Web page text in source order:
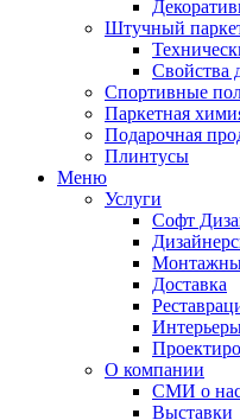
Штучный
Свойства
Спортивные
Паркетная
Подарочная
Плинтусы
Меню
Услуги
Софт
Доставка
О компании
СМИ о
Выставки